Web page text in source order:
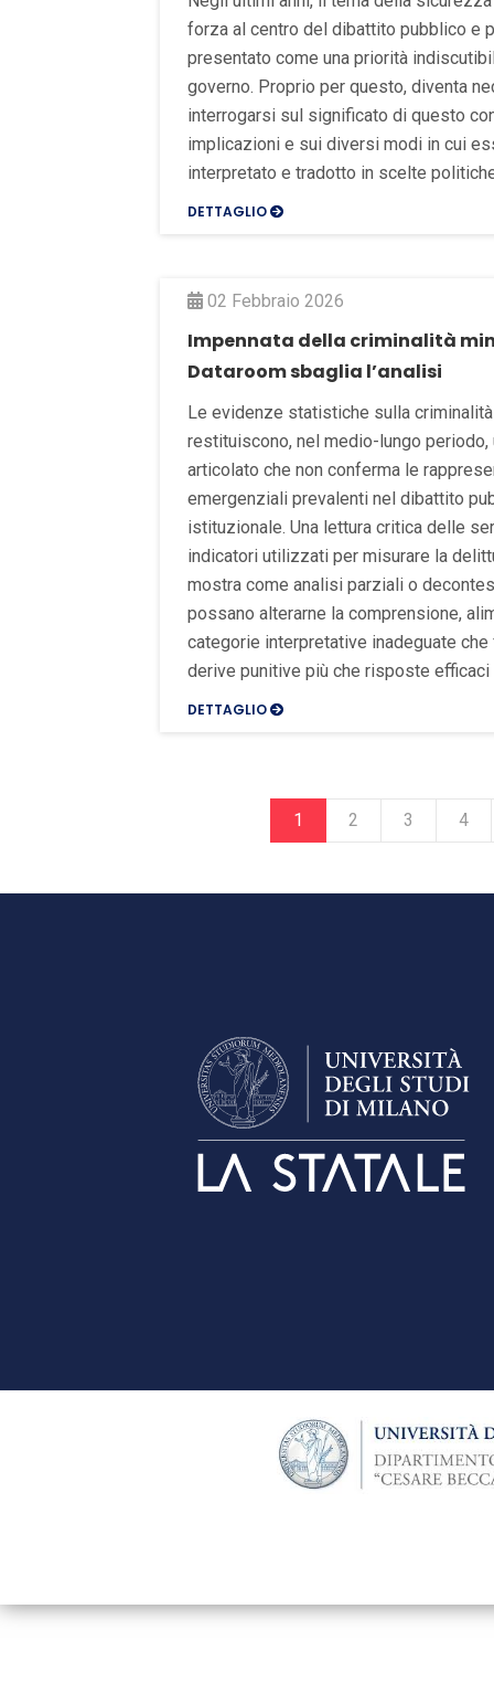
forza al centro del dibattito pubblico e
presentato come una priorità
governo. Proprio per questo, diventa
interrogarsi sul significato di questo
implicazioni e sui diversi modi in cui
interpretato e tradotto in scelte
DETTAGLIO
02 Febbraio 2026
Impennata della criminalità
Dataroom sbaglia l’analisi
Le evidenze statistiche sulla
restituiscono, nel medio-lungo periodo,
articolato che non conferma le
emergenziali prevalenti nel dibattito
istituzionale. Una lettura critica delle
indicatori utilizzati per misurare la
mostra come analisi parziali o
possano alterarne la comprensione,
categorie interpretative inadeguate
derive punitive più che risposte efficaci
DETTAGLIO
1 2 3 4